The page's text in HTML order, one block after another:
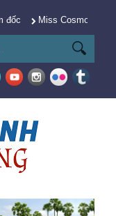
đốc Miss Cosmo 2025